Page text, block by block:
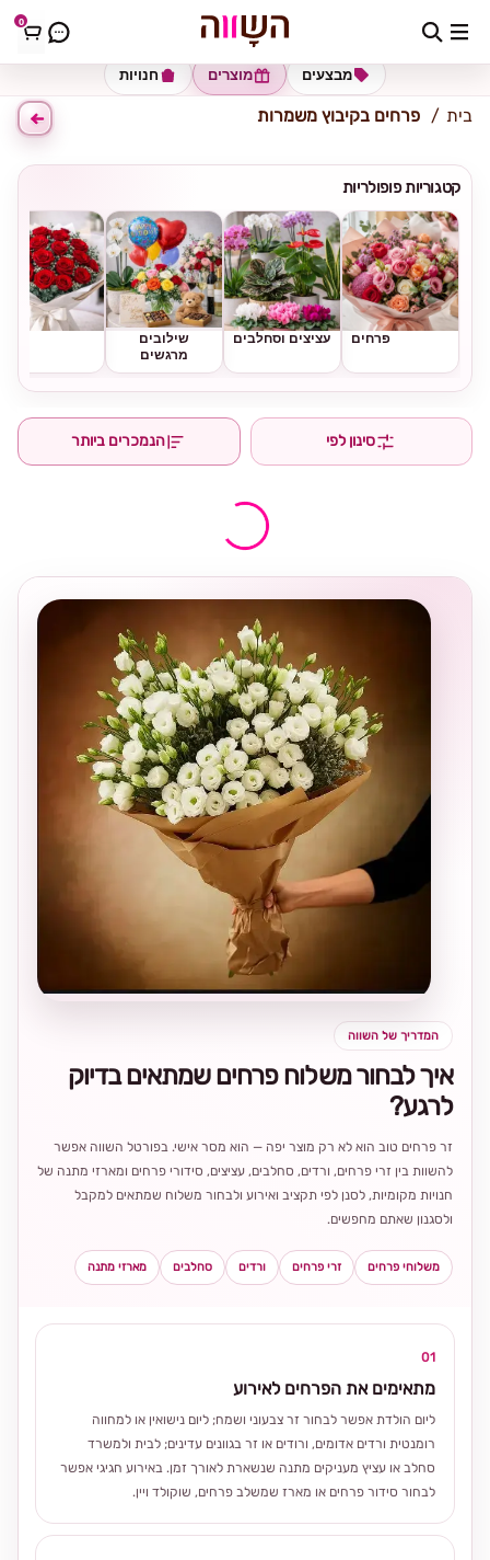
0 כתובת למשלוח הזינו כתובת
חנויות מוצרים מבצעים
בית פרחים בקיבוץ משמרות
קטגוריות פופולריות
פרחים עציצים וסחלבים
שילובים
מרגשים
סינון לפי הנמכרים ביותר
המדריך של השווה
איך לבחור משלוח פרחים שמתאים בדיוק
לרגע?
זר פרחים טוב הוא לא רק מוצר יפה — הוא מסר אישי. בפורטל השווה אפשר
להשוות בין זרי פרחים, ורדים, סחלבים, עציצים, סידורי פרחים ומארזי מתנה של
חנויות מקומיות, לסנן לפי תקציב ואירוע ולבחור משלוח שמתאים למקבל
ולסגנון שאתם מחפשים.
משלוחי פרחים זרי פרחים ורדים סחלבים מארזי מתנה
01
מתאימים את הפרחים לאירוע
ליום הולדת אפשר לבחור זר צבעוני ושמח; ליום נישואין או למחווה
רומנטית ורדים אדומים, ורודים או זר בגוונים עדינים; לבית ולמשרד
סחלב או עציץ מעניקים מתנה שנשארת לאורך זמן. באירוע חגיגי אפשר
לבחור סידור פרחים או מארז שמשלב פרחים, שוקולד ויין.